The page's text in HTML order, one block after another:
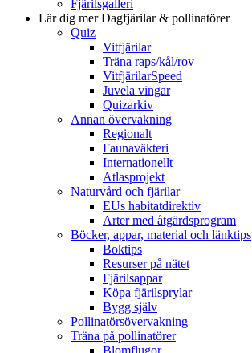
Fjärilsgalleri
Lär dig merDagfjärilar & pollinatörer
Quiz
Vitfjärilar
Träna raps/kål/rov
VitfjärilarSpeed
Juvela vingar
Quizarkiv
Annan övervakning
Regionalt
Faunaväkteri
Internationellt
Atlasprojekt
Naturvård och fjärilar
EUs habitatdirektiv
Arter med åtgärdsprogram
Böcker, appar, material och länktips
Boktips
Resurser på nätet
Fjärilsappar
Köpa fjärilsprylar
Bygg själv
Pollinatörsövervakning
Träna på pollinatörer
Blomflugor